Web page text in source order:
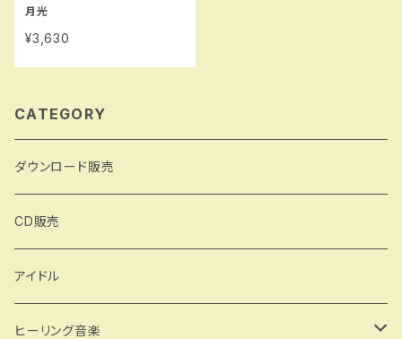
月光
¥3,630
CATEGORY
ダウンロード販売
CD販売
アイドル
ヒーリング音楽